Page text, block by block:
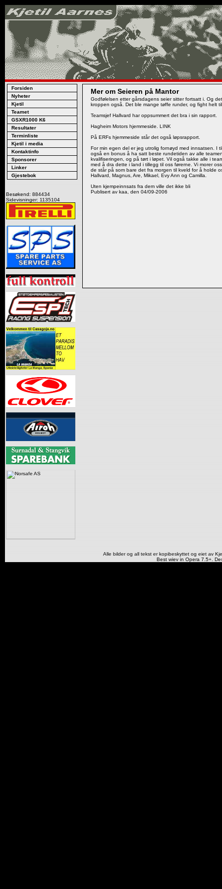
Forsiden
Nyheter
Kjetil
Teamet
GSXR1000 K6
Resultater
Terminliste
Kjetil i media
Kontaktinfo
Sponsorer
Linker
Gjestebok
Besøkend: 884434
Sidevisninger: 1135104
Mer om Seieren på Mantor
Godfølelsen etter gårsdagens seier sitter fortsatt i. Og
kroppen også. Det ble mange tøffe runder, og fight helt
Teamsjef Hallvard har oppsummert det bra i sin rapport.
Hagheim Motors hjemmeside. LINK
På ERFs hjemmeside står det også løpsrapport.
For min egen del er jeg utrolig fornøyd med innsatsen. I
også en bonus å ha satt beste rundetiden av alle
kvalifiseringen, og på tørt i løpet. Vil også takke alle i
med å dra dette i land i tillegg til oss førerne. Vi morer
de står på som bare det fra morgen til kveld for å holde
Hallvard, Magnus, Are, Mikael, Evy Ann og Camilla.
Uten kjempeinnsats fra dem ville det ikke bli
Publisert av kaa, den 04/09-2006
Alle bilder og all tekst er kopibeskyttet og eiet av
Best wiev in Opera 7.5+.